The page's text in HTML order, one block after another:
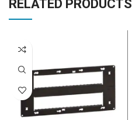
RELATED PRODUCTS